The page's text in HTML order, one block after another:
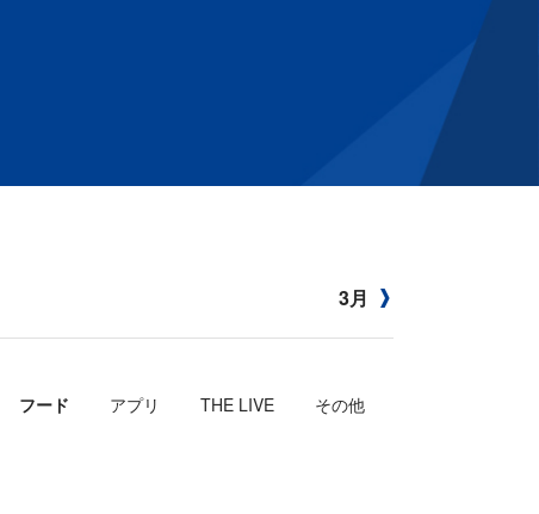
3月
フード アプリ THE LIVE その他